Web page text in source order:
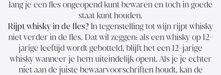
lang je een fles ongeopend kunt bewaren en toch in goede
staat kunt houden.
Rijpt whisky in de fles? In tegenstelling tot wijn rijpt whisky
niet verder in de fles. Dat wil zeggen: als een whisky op 12-
jarige leeftijd wordt gebotteld, blijft het een 12-jarige
whisky wanneer je hem uiteindelijk opent. Als je je echter
niet aan de juiste bewaarvoorschriften houdt, kan de